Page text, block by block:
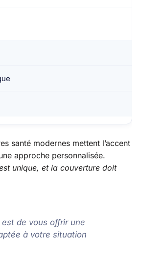
santé modernes mettent l’accent
approche personnalisée.
unique, et la couverture doit
de vous offrir une
à votre situation